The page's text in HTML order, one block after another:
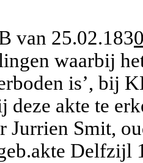
van 25.02.183
waarbij
is’, bij
deze akte te
Jurrien Smit,
Delfzijl